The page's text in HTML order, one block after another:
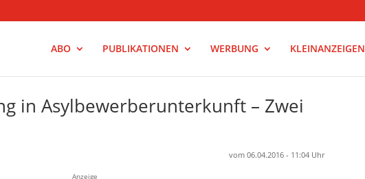
ABO PUBLIKATIONEN WERBUNG KLEINANZEIGEN
in Asylbewerberunterkunft – Zwei
vom 06.04.2016 - 11:04 Uhr
Anzeige